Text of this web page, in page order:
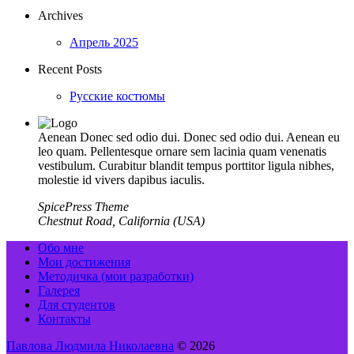
Archives
Апрель 2025
Recent Posts
Русские костюмы
Aenean Donec sed odio dui. Donec sed odio dui. Aenean eu
leo quam. Pellentesque ornare sem lacinia quam venenatis
vestibulum. Curabitur blandit tempus porttitor ligula nibhes,
molestie id vivers dapibus iaculis.
SpicePress Theme
Chestnut Road, California (USA)
Обо мне
Мои достижения
Методичка (мои разработки)
Галерея
Для студентов
Контакты
Павлова Людмила Николаевна © 2026